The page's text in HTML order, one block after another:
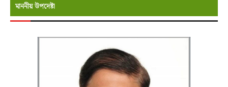
মাননীয় উপদেষ্টা